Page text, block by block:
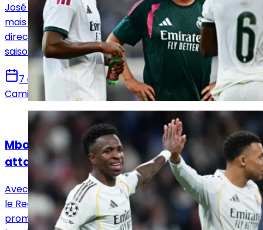
José Mourinho attendait encore du renfort au milieu,
mais le Real Madrid a finalement pris une autre
direction. Un choix qui pourrait peser lourd cette
saison.
7 août 2026
Camille Santos
Actualités
Mbappé, Vinicius Jr, Diomandé : quelle
attaque pour le Real Madrid ?
Avec Vinicius Jr, Mbappé et désormais Yan Diomandé,
le Real Madrid dispose d’un trio offensif très
prometteur. Reste à voir comment José Mourinho